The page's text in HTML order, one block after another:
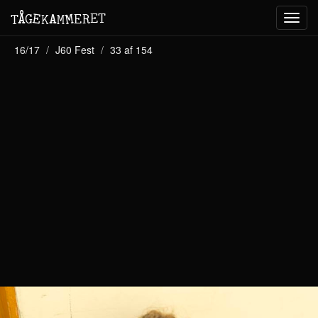
TÅGEKAMMERET
16/17 J60 Fest 33 af 154